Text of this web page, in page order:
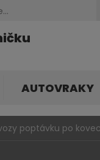
AUTOVRAKY
poptávku po